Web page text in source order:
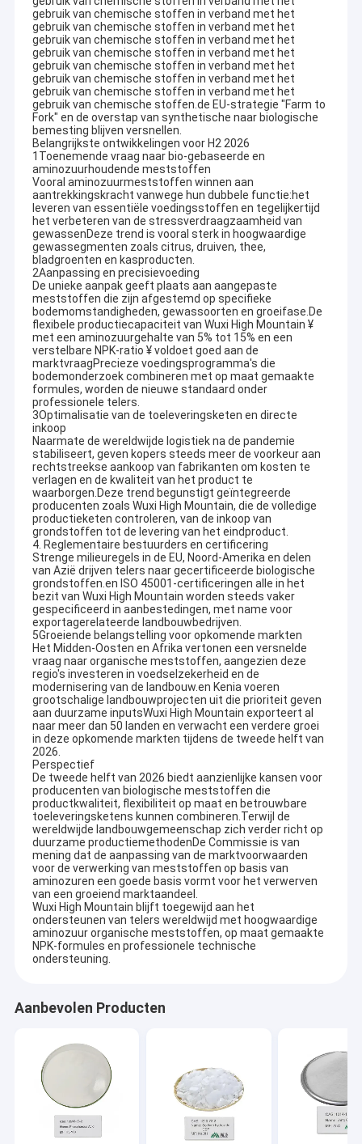
Huis
Videos
gebruik van chemische stoffen in verband met het
gebruik van chemische stoffen in verband met het
gebruik van chemische stoffen in verband met het
gebruik van chemische stoffen in verband met het
gebruik van chemische stoffen in verband met het
gebruik van chemische stoffen in verband met het
gebruik van chemische stoffen in verband met het
gebruik van chemische stoffen.de EU-strategie "Farm to
Fork" en de overstap van synthetische naar biologische
bemesting blijven versnellen.
Belangrijkste ontwikkelingen voor H2 2026
1Toenemende vraag naar bio-gebaseerde en
aminozuurhoudende meststoffen
Vooral aminozuurmeststoffen winnen aan
aantrekkingskracht vanwege hun dubbele functie:het
leveren van essentiële voedingsstoffen en tegelijkertijd
het verbeteren van de stressverdraagzaamheid van
gewassenDeze trend is vooral sterk in hoogwaardige
gewassegmenten zoals citrus, druiven, thee,
bladgroenten en kasproducten.
2Aanpassing en precisievoeding
De unieke aanpak geeft plaats aan aangepaste
meststoffen die zijn afgestemd op specifieke
bodemomstandigheden, gewassoorten en groeifase.De
flexibele productiecapaciteit van Wuxi High Mountain ¥
met een aminozuurgehalte van 5% tot 15% en een
verstelbare NPK-ratio ¥ voldoet goed aan de
marktvraagPrecieze voedingsprogramma's die
bodemonderzoek combineren met op maat gemaakte
formules, worden de nieuwe standaard onder
professionele telers.
3Optimalisatie van de toeleveringsketen en directe
inkoop
Naarmate de wereldwijde logistiek na de pandemie
stabiliseert, geven kopers steeds meer de voorkeur aan
rechtstreekse aankoop van fabrikanten om kosten te
verlagen en de kwaliteit van het product te
waarborgen.Deze trend begunstigt geïntegreerde
producenten zoals Wuxi High Mountain, die de volledige
productieketen controleren, van de inkoop van
grondstoffen tot de levering van het eindproduct.
4. Reglementaire bestuurders en certificering
Strenge milieuregels in de EU, Noord-Amerika en delen
van Azië drijven telers naar gecertificeerde biologische
grondstoffen.en ISO 45001-certificeringen alle in het
bezit van Wuxi High Mountain worden steeds vaker
gespecificeerd in aanbestedingen, met name voor
exportagerelateerde landbouwbedrijven.
5Groeiende belangstelling voor opkomende markten
Het Midden-Oosten en Afrika vertonen een versnelde
vraag naar organische meststoffen, aangezien deze
regio's investeren in voedselzekerheid en de
modernisering van de landbouw.en Kenia voeren
grootschalige landbouwprojecten uit die prioriteit geven
aan duurzame inputsWuxi High Mountain exporteert al
naar meer dan 50 landen en verwacht een verdere groei
in deze opkomende markten tijdens de tweede helft van
2026.
Perspectief
De tweede helft van 2026 biedt aanzienlijke kansen voor
producenten van biologische meststoffen die
productkwaliteit, flexibiliteit op maat en betrouwbare
toeleveringsketens kunnen combineren.Terwijl de
wereldwijde landbouwgemeenschap zich verder richt op
duurzame productiemethodenDe Commissie is van
mening dat de aanpassing van de marktvoorwaarden
voor de verwerking van meststoffen op basis van
aminozuren een goede basis vormt voor het verwerven
van een groeiend marktaandeel.
Wuxi High Mountain blijft toegewijd aan het
ondersteunen van telers wereldwijd met hoogwaardige
aminozuur organische meststoffen, op maat gemaakte
NPK-formules en professionele technische
ondersteuning.
Aanbevolen Producten
De hoge Berg Chem is een professionele industriële
bedrijfsectie belast met speciale chemische productie,
technologieonderzoek & ontwikkeling, en de invoer & de uitvoer.
Het bedrijf concentreert zich op de productie, de handel, en het
onderzoek & de ontwikkeling van diverse chemische producten.